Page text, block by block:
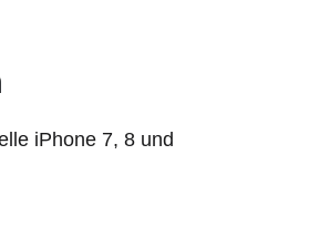
iPhone 7, 8 und